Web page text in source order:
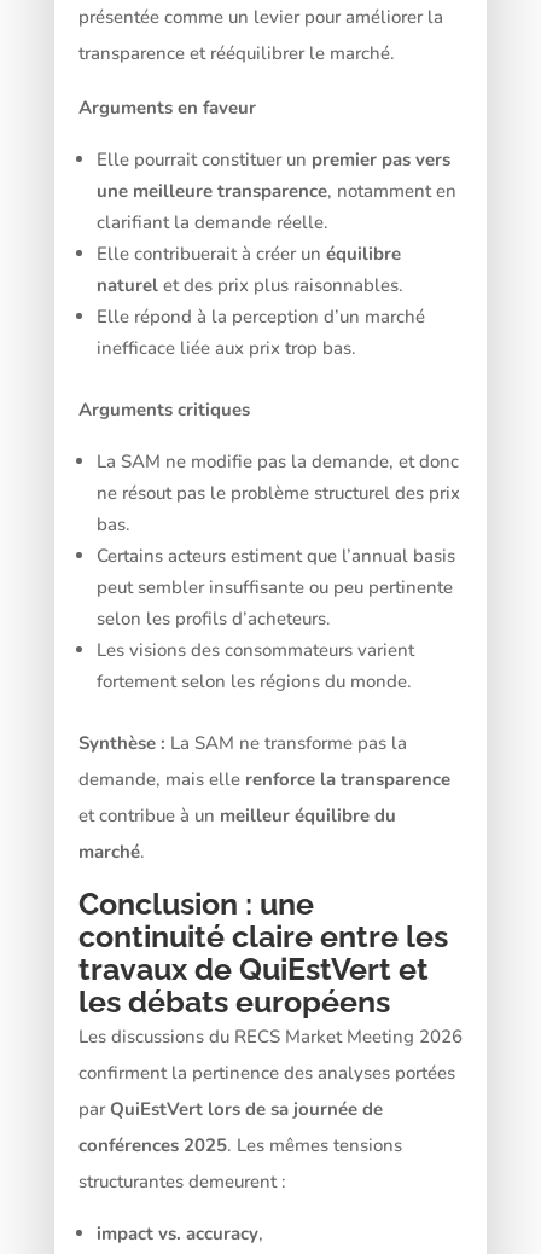
présentée comme un levier pour améliorer la
transparence et rééquilibrer le marché.
Arguments en faveur
Elle pourrait constituer un premier pas vers
une meilleure transparence, notamment en
clarifiant la demande réelle.
Elle contribuerait à créer un équilibre
naturelet des prix plus raisonnables.
Elle répond à la perception d’un marché
inefficace liée aux prix trop bas.
Arguments critiques
La SAM ne modifie pas la demande, et donc
ne résout pas le problème structurel des prix
bas.
Certains acteurs estiment que l’annual basis
peut sembler insuffisante ou peu pertinente
selon les profils d’acheteurs.
Les visions des consommateurs varient
fortement selon les régions du monde.
Synthèse : La SAM ne transforme pas la
demande, mais elle renforce la transparence
et contribue à un meilleur équilibre du
marché.
Conclusion : une
continuité claire entre les
travaux de QuiEstVert et
les débats européens
Les discussions du RECS Market Meeting 2026
confirment la pertinence des analyses portées
parQuiEstVert lors de sa journée de
conférences 2025. Les mêmes tensions
structurantes demeurent :
impact vs. accuracy,